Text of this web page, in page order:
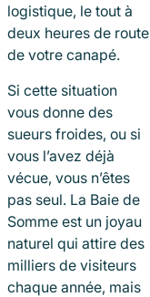
logistique, le tout à
deux heures de route
de votre canapé.
Si cette situation
vous donne des
sueurs froides, ou si
vous l’avez déjà
vécue, vous n’êtes
pas seul. La Baie de
Somme est un joyau
naturel qui attire des
milliers de visiteurs
chaque année, mais